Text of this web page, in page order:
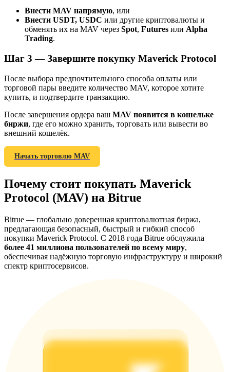
Deposit & Trade BTC to Share 25000 USDT prize pool!
Deposit CASHCAT & Win
Share 500000 CASHCAT prize pool
Exclusive for BitMart Users
Precious Metals Trading Carnival
USDT Flexible Staking | Daily Rewards
Внести MAV напрямую, или
Внести USDT, USDC или другие криптовалюты и
обменять их на MAV через Spot, Futures или Alpha
Trading.
Шаг 3 —Завершите покупку Maverick Protocol
После выбора предпочтительного способа оплаты или
торговой пары введите количество MAV, которое хотите
купить, и подтвердите транзакцию.
После завершения ордера ваш MAV появится в кошельке
биржи, где его можно хранить, торговать или вывести во
внешний кошелёк.
Начать торговлю MAV
Почему стоит покупать Maverick
Protocol (MAV) на Bitrue
Bitrue — глобально доверенная криптовалютная биржа,
предлагающая безопасный, быстрый и гибкий способ
покупки Maverick Protocol. С 2018 года Bitrue обслужила
более 41 миллиона пользователей по всему миру,
обеспечивая надёжную торговую инфраструктуру и широкий
спектр криптосервисов.